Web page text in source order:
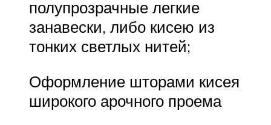
полупрозрачные легкие
занавески, либо кисею из
тонких светлых нитей;
Оформление шторами кисея
широкого арочного проема